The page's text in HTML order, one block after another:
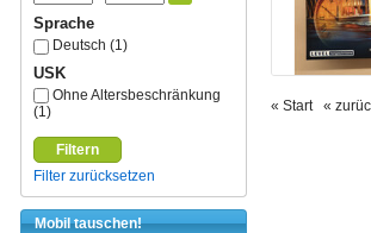
Sprache
Deutsch (1)
USK
Ohne Altersbeschränkung
(1)
Filtern
Filter zurücksetzen
Mobil tauschen!
« Start «